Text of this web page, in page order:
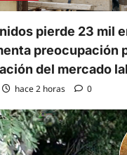
pierde 23 mil
preocupación
del mercado
hace 2 horas 0